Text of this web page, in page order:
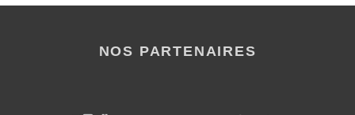
NOS PARTENAIRES